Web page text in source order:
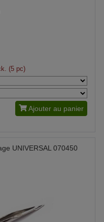
(5 pc)
Ajouter au panier
UNIVERSAL 070450